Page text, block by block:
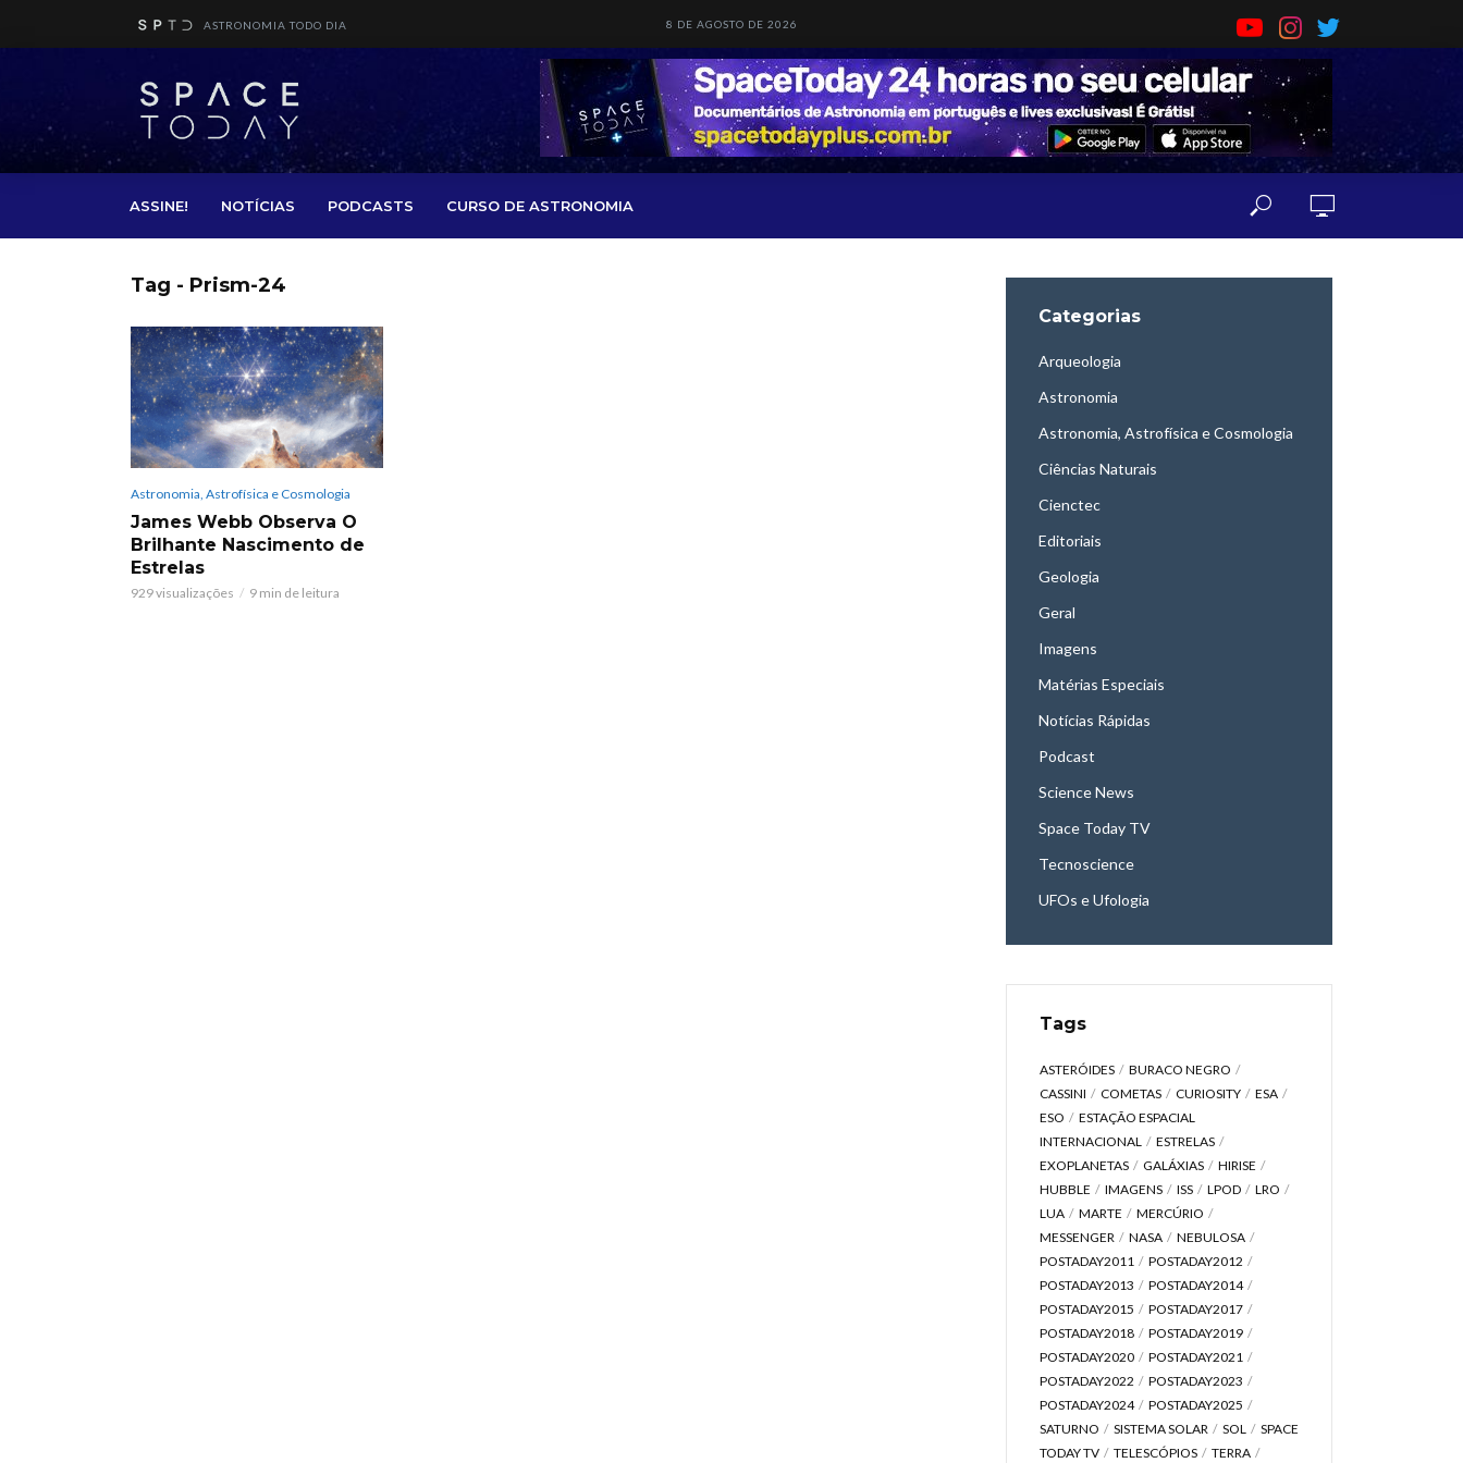
ASTRONOMIA TODO DIA 8 DE AGOSTO DE 2026
ASSINE! NOTÍCIAS PODCASTS CURSO DE ASTRONOMIA
Tag - Prism-24
Astronomia, Astrofísica e Cosmologia
James Webb Observa O
Brilhante Nascimento de
Estrelas
929 visualizações 9 min de leitura
Categorias
Arqueologia
Astronomia
Astronomia, Astrofísica e Cosmologia
Ciências Naturais
Cienctec
Editoriais
Geologia
Geral
Imagens
Matérias Especiais
Notícias Rápidas
Podcast
Science News
Space Today TV
Tecnoscience
UFOs e Ufologia
Tags
ASTERÓIDES
BURACO NEGRO
CASSINI
COMETAS CURIOSITY
ESA
ESO
ESTAÇÃO ESPACIAL
INTERNACIONAL
ESTRELAS
EXOPLANETAS
GALÁXIAS
HIRISE
HUBBLE
IMAGENS ISS LPOD
LRO
LUA
MARTE
MERCÚRIO
MESSENGER
NASA
NEBULOSA
POSTADAY2011
POSTADAY2012
POSTADAY2013
POSTADAY2014
POSTADAY2015
POSTADAY2017
POSTADAY2018
POSTADAY2019
POSTADAY2020
POSTADAY2021
POSTADAY2022
POSTADAY2023
POSTADAY2024
POSTADAY2025
SATURNO
SISTEMA SOLAR SOL
SPACE
TODAY TV
TELESCÓPIOS TERRA